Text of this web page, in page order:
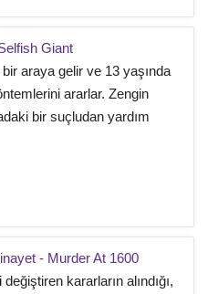
Giant
araya gelir ve 13 yaşında
ararlar. Zengin
bir suçludan yardım
- Murder At 1600
kararların alındığı,